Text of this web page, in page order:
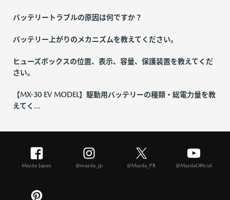
バッテリートラブルの原因は何ですか？
バッテリー上がりのメカニズムを教えてください。
ヒューズボックスの位置、表示、容量、保護装置を教えてくだ
さい。
【MX-30 EV MODEL】駆動用バッテリーの種類・総電力量を教
えてく...
Mazda Japan @mazda_jp @Mazda_PR @MazdaOfficial